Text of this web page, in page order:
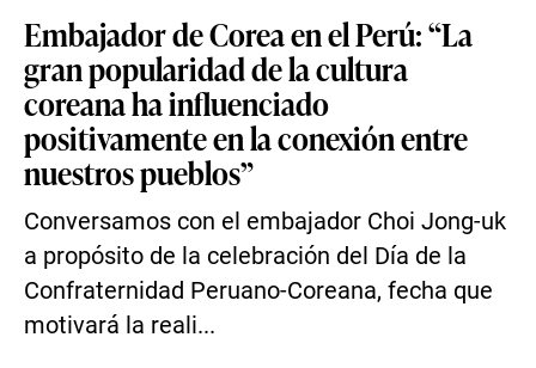
Embajador de Corea en el Perú: “La
gran popularidad de la cultura
coreana ha influenciado
positivamente en la conexión entre
nuestros pueblos”
Conversamos con el embajador Choi Jong-uk
a propósito de la celebración del Día de la
Confraternidad Peruano-Coreana, fecha que
motivará la reali...